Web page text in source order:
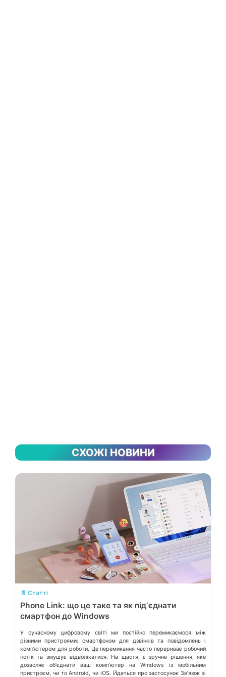
СХОЖІ НОВИНИ
💬
📄 Статті
Phone Link: що це таке та як підʼєднати
смартфон до Windows
У сучасному цифровому світі ми постійно перемикаємося між
різними пристроями: смартфоном для дзвінків та повідомлень і
компʼютером для роботи. Це перемикання часто перериває робочий
потік та змушує відволікатися. На щастя, є зручне рішення, яке
дозволяє обʼєднати ваш компʼютер на Windows із мобільним
пристроєм, чи то Android, чи iOS. Йдеться про застосунок Звʼязок зі